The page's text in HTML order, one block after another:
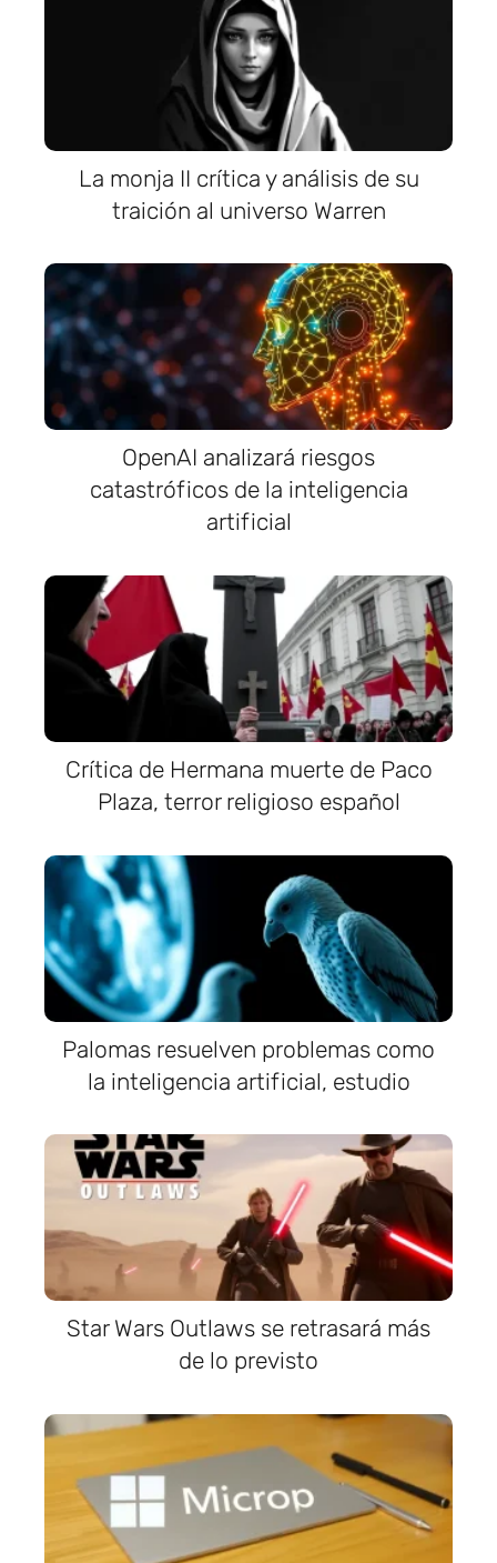
La monja II crítica y análisis de su
traición al universo Warren
OpenAI analizará riesgos
catastróficos de la inteligencia
artificial
Crítica de Hermana muerte de Paco
Plaza, terror religioso español
Palomas resuelven problemas como
la inteligencia artificial, estudio
Star Wars Outlaws se retrasará más
de lo previsto